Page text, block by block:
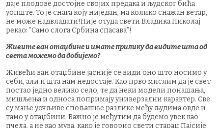
даје плодове достојне својих предака и људског бића
уопште. То је снага коју ниједан, ма колико снажан ветар,
не може надвладати!Није отуда свети Владика Николај
рекао: ”Само слога Србина спасава”!
Живите ван отаџбине и имате прилику да видите шта од
света можемо да добијемо?
Живећи ван отаџбине јасније се види оно што носимо у
себи, али и шта нам недостаје. Као прво мислим да је свет
постао једно велико село, те да неки модели понашања,
мишљења и односа попримају универзални карактер. Све
су мање уочљиве спољашње разлике међу људима овде и
тамо у отаџбини. Важно је међутим да будемо увек као
пчела, а не као мува, како је говорио свети старац Пајсије